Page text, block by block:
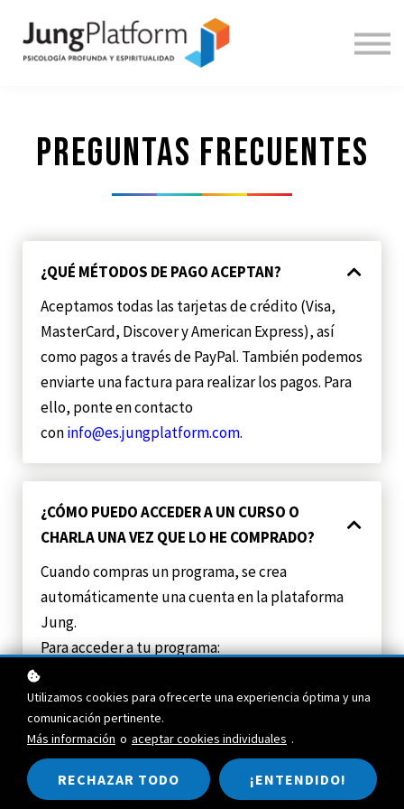
DOCENTES
INICIAR SESIÓN
Preguntas frecuentes
¿QUÉ MÉTODOS DE PAGO ACEPTAN?
Aceptamos todas las tarjetas de crédito (Visa,
MasterCard, Discover y American Express), así
como pagos a través de PayPal. También podemos
enviarte una factura para realizar los pagos. Para
ello, ponte en contacto
coninfo@es.jungplatform.com.
¿CÓMO PUEDO ACCEDER A UN CURSO O
CHARLA UNA VEZ QUE LO HE COMPRADO?
Cuando compras un programa, se crea
automáticamente una cuenta en la plataforma
Jung.
Para acceder a tu programa:
botón «Iniciar sesión» de la página de inicio de
nuestro sitio web.
A continuación, deberás introducir tu correo
electrónico y contraseña. Si tienes problemas
para encontrar su contraseña, puedes
Utilizamos cookies para ofrecerte una experiencia óptima y una
comunicación pertinente.
Más información o aceptar cookies individuales .
RECHAZAR TODO ¡ENTENDIDO!